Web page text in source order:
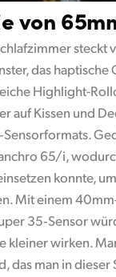
von
steckt
das haptische
Highlight-
auf Kissen und
65/i,
konnte,
Mit einem
35‑Sensor
kleiner wirken.
das man in dieser